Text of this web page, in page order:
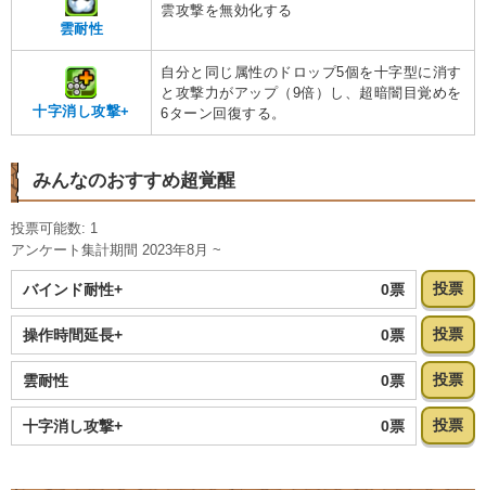
雲耐性
雲攻撃を無効化する
十字消し攻撃+
自分と同じ属性のドロップ5個を十字型に消す
と攻撃力がアップ（9倍）し、超暗闇目覚めを
6ターン回復する。
みんなのおすすめ超覚醒
投票可能数: 1
アンケート集計期間 2023年8月 ~
バインド耐性+ 0票 投票
操作時間延長+ 0票 投票
雲耐性 0票 投票
十字消し攻撃+ 0票 投票